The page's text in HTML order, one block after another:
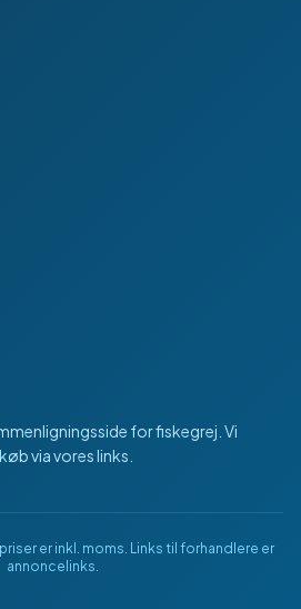
for fiskegrej. Vi
via vores links.
er inkl. moms. Links til forhandlere er
annoncelinks.